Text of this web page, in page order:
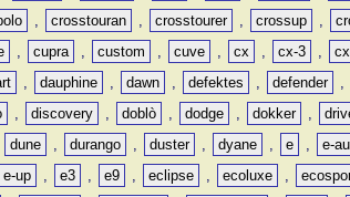
, crosstouran , crosstourer , crossup ,
, cupra , custom , cuve , cx , cx-3 ,
, dauphine , dawn , defektes , defender ,
, discovery , doblò , dodge , dokker ,
dune , durango , duster , dyane , e , e-
e-up , e3 , e9 , eclipse , ecoluxe ,